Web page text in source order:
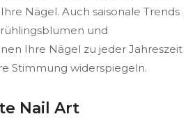
Nägel. Auch saisonale Trends
und
Ihre Nägel zu jeder Jahreszeit
Stimmung widerspiegeln.
Nail Art